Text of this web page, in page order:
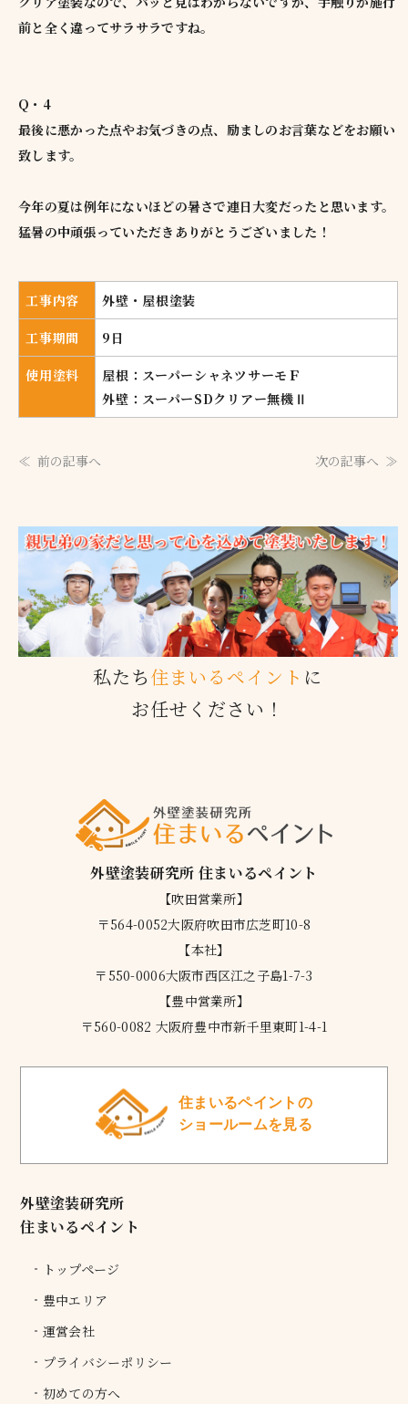
前と全く違ってサラサラですね。
Q・4
最後に悪かった点やお気づきの点、励ましのお言葉などをお願い
致します。
今年の夏は例年にないほどの暑さで連日大変だったと思います。
猛暑の中頑張っていただきありがとうございました！
工事内容 外壁・屋根塗装
工事期間 9日
使用塗料
屋根：スーパーシャネツサーモＦ
外壁：スーパーSDクリアー無機Ⅱ
前の記事へ 次の記事へ
私たち住まいるペイント に
お任せください！
外壁塗装研究所 住まいるペイント
【吹田営業所】
〒564-0052大阪府吹田市広芝町10-8
【本社】
〒550-0006大阪市西区江之子島1-7-3
【豊中営業所】
〒560-0082 大阪府豊中市新千里東町1-4-1
住まいるペイントの
ショールームを見る
外壁塗装研究所
住まいるペイント
トップページ
豊中エリア
運営会社
プライバシーポリシー
初めての方へ